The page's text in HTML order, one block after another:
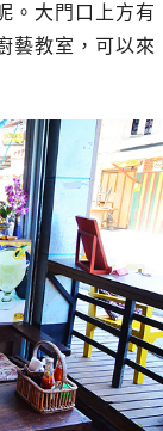
。大門口上方有
藝教室，可以來